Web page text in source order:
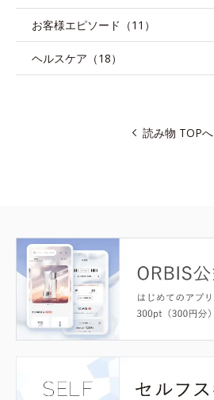
お客様エピソード（11）
ヘルスケア（18）
読み物 TOPへ